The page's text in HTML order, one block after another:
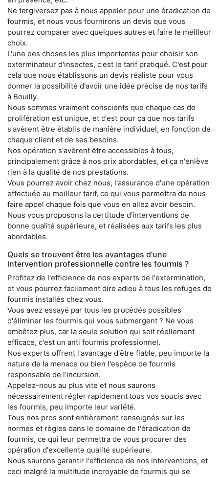
Ne tergiversez pas à nous appeler pour une éradication de
fourmis, et nous vous fournirons un devis que vous
pourrez comparer avec quelques autres et faire le meilleur
choix.
L'une des choses les plus importantes pour choisir son
exterminateur d'insectes, c'est le tarif pratiqué. C'est pour
cela que nous établissons un devis réaliste pour vous
donner la possibilité d'avoir une idée précise de nos tarifs
à Bouilly.
Nous sommes vraiment conscients que chaque cas de
prolifération est unique, et c'est pour ça que nos tarifs
s'avèrent être établis de manière individuel, en fonction de
chaque client et de ses besoins.
Nos opération s'avèrent être accessibles à tous,
principalement grâce à nos prix abordables, et ça n'enlève
rien à la qualité de nos prestations.
Vous pourrez avoir chez nous, l'assurance d'une opération
effectuée au meilleur tarif, ce qui vous permettra de nous
faire appel chaque fois que vous en allez avoir besoin.
Nous vous proposons la certitude d'interventions de
bonne qualité supérieure, et réalisées aux tarifs les plus
abordables.
Quels se trouvent être les avantages d'une
intervention professionnelle contre les fourmis ?
Profitez de l'efficience de nos experts de l'extermination,
et vous pourrez facilement dire adieu à tous les refuges de
fourmis installés chez vous.
Vous avez essayé par tous les procédés possibles
d'éliminer les fourmis qui vous submergent ? Ne vous
embêtez plus, car la seule solution qui soit réellement
efficace, c'est un anti fourmis professionnel.
Nos experts offrent l'avantage d'être fiable, peu importe la
nature de la menace ou bien l'espèce de fourmis
responsable de l'incursion.
Appelez-nous au plus vite et nous saurons
nécessairement régler rapidement tous vos soucis avec
les fourmis, peu importe leur variété.
Tous nos pros sont entièrement renseignés sur les
normes et règles dans le domaine de l'éradication de
fourmis, ce qui leur permettra de vous procurer des
opération d'excellente qualité supérieure.
Nous saurons garantir l'efficience de nos interventions, et
ceci malgré la multitude incroyable de fourmis qui se